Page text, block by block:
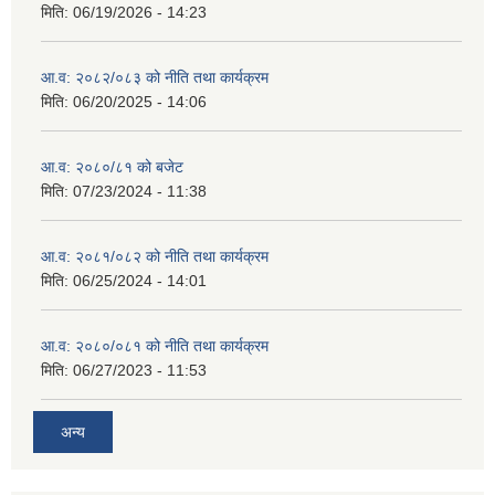
मिति: 06/19/2026 - 14:23
आ.व: २०८२/०८३ को नीति तथा कार्यक्रम
मिति: 06/20/2025 - 14:06
आ.व: २०८०/८१ को बजेट
मिति: 07/23/2024 - 11:38
आ.व: २०८१/०८२ को नीति तथा कार्यक्रम
मिति: 06/25/2024 - 14:01
आ.व: २०८०/०८१ को नीति तथा कार्यक्रम
मिति: 06/27/2023 - 11:53
अन्य